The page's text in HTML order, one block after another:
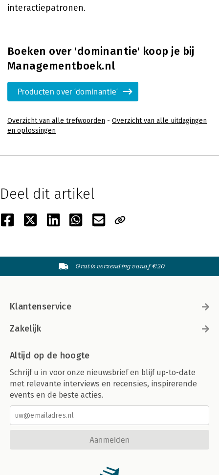
interactiepatronen.
Boeken over 'dominantie' koop je bij
Managementboek.nl
Producten over 'dominantie'
Overzicht van alle trefwoorden - Overzicht van alle uitdagingen
en oplossingen
Deel dit artikel
Gratis verzending vanaf €20
Klantenservice
Zakelijk
Altijd op de hoogte
Schrijf u in voor onze nieuwsbrief en blijf up-to-date
met relevante interviews en recensies, inspirerende
events en de beste acties.
Aanmelden